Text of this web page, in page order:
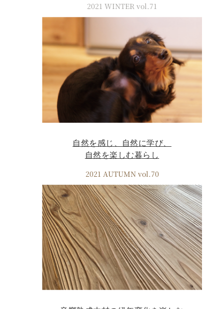
2021 WINTER vol.71
自然を感じ、自然に学び、
自然を楽しむ暮らし
2021 AUTUMN vol.70